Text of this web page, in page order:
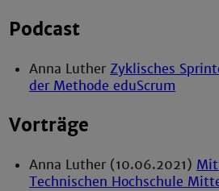
Podcast
Anna Luther Zyklisches
der Methode eduScrum
Vorträge
Anna Luther (10.06.2021)
Technischen Hochschule